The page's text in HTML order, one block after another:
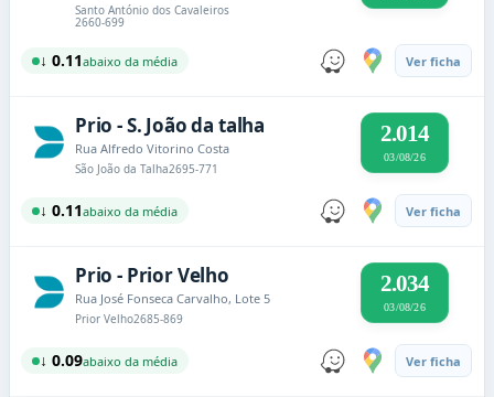
Santo António dos Cavaleiros
2660-699
↓ 0.11abaixo da média Ver ficha
Prio - S. João da talha
Rua Alfredo Vitorino Costa
São João da Talha2695-771
2.014
03/08/26
↓ 0.11abaixo da média Ver ficha
Prio - Prior Velho
Rua José Fonseca Carvalho, Lote 5
Prior Velho2685-869
2.034
03/08/26
↓ 0.09abaixo da média Ver ficha